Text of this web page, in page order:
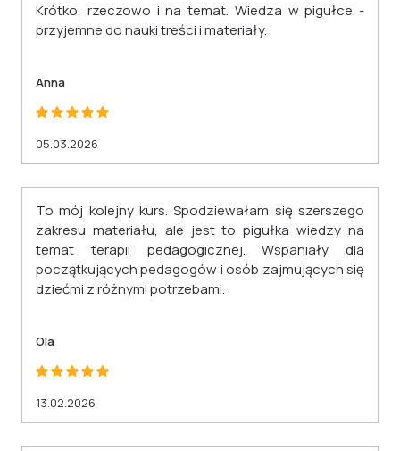
Krótko, rzeczowo i na temat. Wiedza w pigułce -
przyjemne do nauki treści i materiały.
Anna
05.03.2026
To mój kolejny kurs. Spodziewałam się szerszego
zakresu materiału, ale jest to pigułka wiedzy na
temat terapii pedagogicznej. Wspaniały dla
początkujących pedagogów i osób zajmujących się
dziećmi z różnymi potrzebami.
Ola
13.02.2026